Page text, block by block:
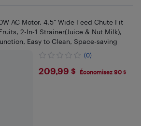
AC Motor, 4.5" Wide Feed Chute Fit
2-In-1 Strainer(Juice & Nut Milk),
Easy to Clean, Space-saving
(0)
$209.99
209,99 $ Économisez 90 $